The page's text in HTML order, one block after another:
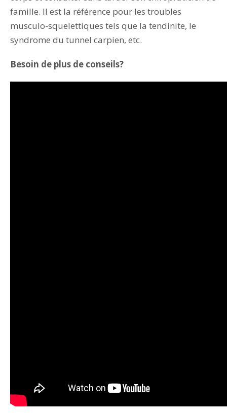
famille. Il est la référence pour les troubles
musculo-squelettiques tels que la tendinite, le
syndrome du tunnel carpien, etc.
Besoin de plus de conseils?